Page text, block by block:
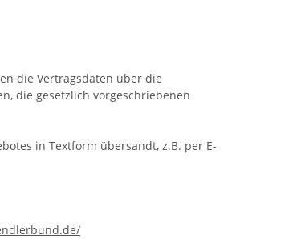
die Vertragsdaten über die
die gesetzlich vorgeschriebenen
in Textform übersandt, z.B. per E-